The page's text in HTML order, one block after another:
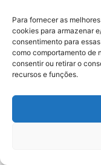
Para fornecer as
cookies para armazenar
consentimento para
como comportamento de
consentir ou retirar o
recursos e funções.
Policia:
matar